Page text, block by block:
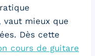
vaut mieux que
Dès cette
cours de guitare